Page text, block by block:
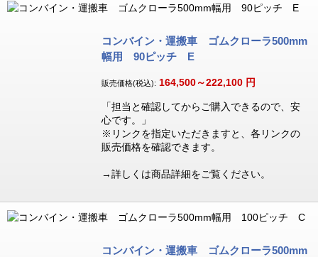
コンバイン・運搬車 ゴムクローラ500mm
幅用 90ピッチ E
販売価格(税込): 164,500～222,100 円
「担当と確認してからご購入できるので、安
心です。」
※リンクを指定いただきますと、各リンクの
販売価格を確認できます。
→詳しくは商品詳細をご覧ください。
コンバイン・運搬車 ゴムクローラ500mm